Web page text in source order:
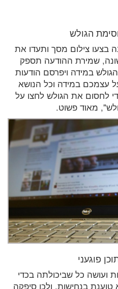
הגולש
בצעו צילום מסך ותעדו את
שמירת ההודעה תספק
במידה ויפרסם הודעות
עצמכם במידה וכל הנושא
לחסום את הגולש לחצו על
מאוד פשוט.
פוגעני
ועושה כל שביכולתה בכדי
בנחישות, ולכן סיפקה